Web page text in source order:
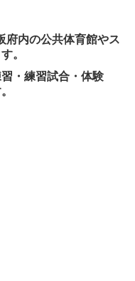
府内の公共体育館やス
。
・練習試合・体験